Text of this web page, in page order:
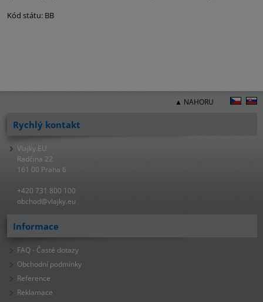
Kód státu: BB
▲ NAHORU
Rychlý kontakt
Vlajky.EU
Radčina 22
161 00 Praha 6
+420 731 800 100
obchod@vlajky.eu
Informace
FAQ - Časté dotazy
Obchodní podmínky
Reference
Reklamace